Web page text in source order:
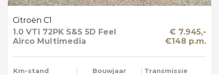
Citroën C1
1.0 VTi 72PK S&S 5D Feel
Airco Multimedia
€ 7.945,-
€148 p.m.
Km-stand
Bouwjaar
Transmissie